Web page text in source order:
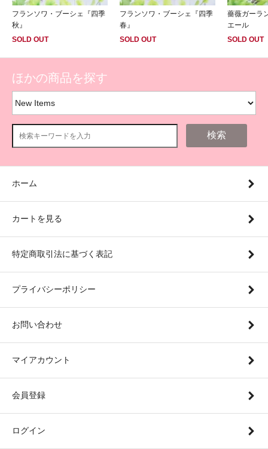
フランソワ・ブーシェ『四季
秋』
SOLD OUT
フランソワ・ブーシェ『四季
春』
SOLD OUT
薔薇ガーラ
エール
SOLD OUT
ほかの商品を探す
検索
ホーム
カートを見る
特定商取引法に基づく表記
プライバシーポリシー
お問い合わせ
マイアカウント
会員登録
ログイン